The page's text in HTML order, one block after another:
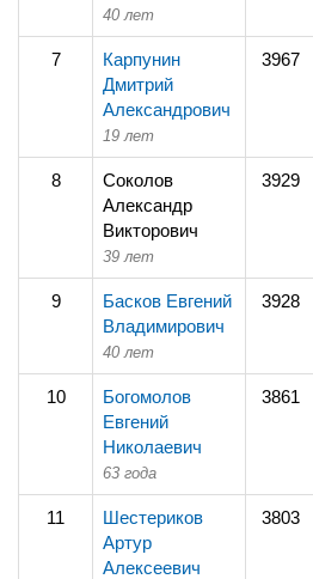
40 лет
7
Карпунин
Дмитрий
Александрович
19 лет
3967
8
Соколов
Александр
Викторович
39 лет
3929
9
Басков Евгений
Владимирович
40 лет
3928
10
Богомолов
Евгений
Николаевич
63 года
3861
11
Шестериков
Артур
Алексеевич
3803